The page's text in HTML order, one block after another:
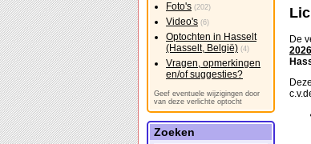
De
2026
Foto's (202)
Video's (6)
Optochten in Hasselt
(Hasselt, België) (4)
Vragen, opmerkingen
en/of suggesties?
Geef eventuele wijzigingen door
van deze verlichte optocht
Zoeken